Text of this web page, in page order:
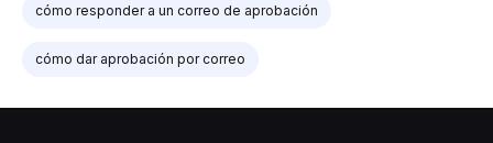
cómo responder a un correo de aprobación
cómo dar aprobación por correo